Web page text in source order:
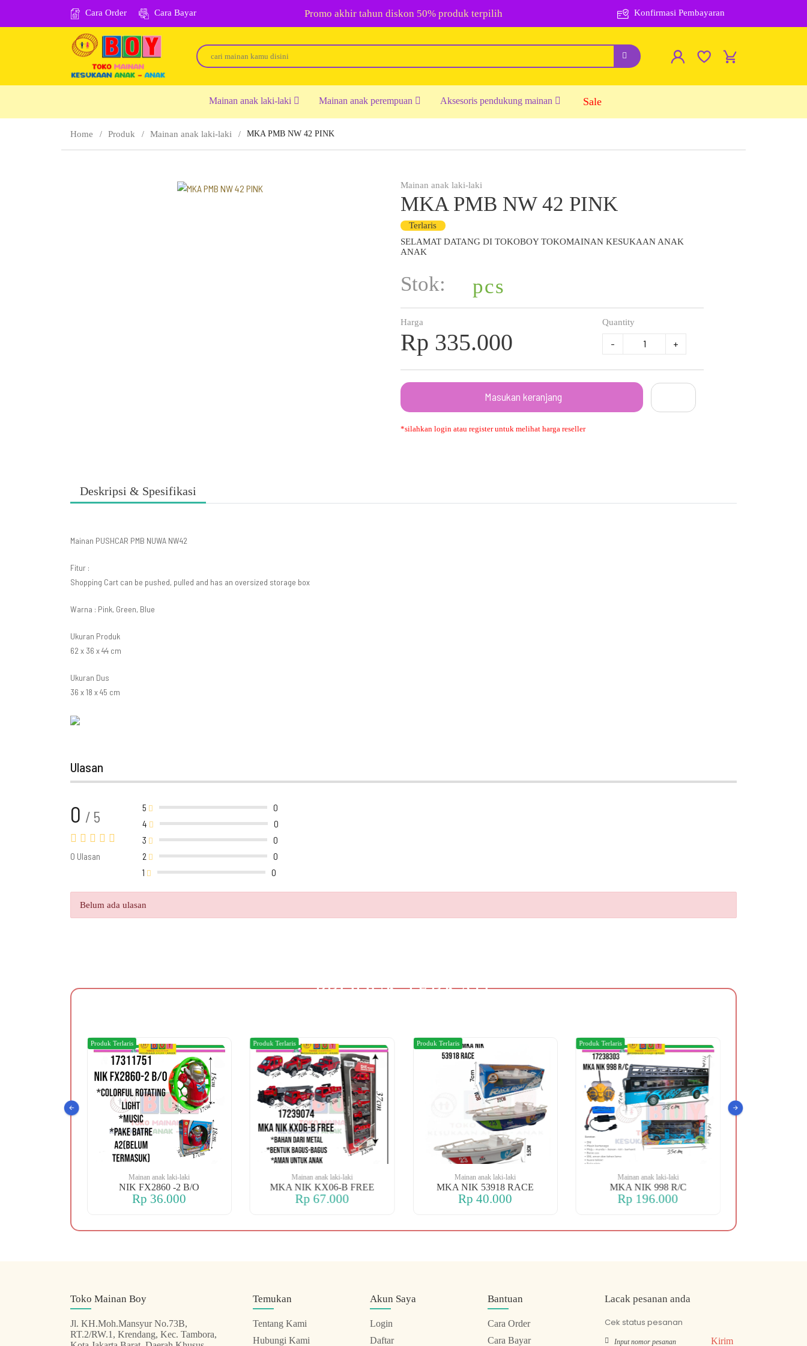
Cara Order Cara Bayar Promo akhir tahun diskon 50% produk terpilih Konfirmasi Pembayaran
Mainan anak laki-laki Mainan anak perempuan Aksesoris pendukung mainan Sale
Home Produk Mainan anak laki-laki MKA PMB NW 42 PINK
Mainan anak laki-laki
MKA PMB NW 42 PINK
Terlaris
SELAMAT DATANG DI TOKOBOY TOKOMAINAN KESUKAAN ANAK
ANAK
Stok: pcs
Harga
Rp 335.000
Quantity
- +
Masukan keranjang
*silahkan login atau register untuk melihat harga reseller
Deskripsi & Spesifikasi
Mainan PUSHCAR PMB NUWA NW42
Fitur :
Shopping Cart can be pushed, pulled and has an oversized storage box
Warna : Pink, Green, Blue
Ukuran Produk
62 x 36 x 44 cm
Ukuran Dus
36 x 18 x 45 cm
Ulasan
0 / 5
0 Ulasan
5
0
4
0
3
0
2
0
1
0
Belum ada ulasan
PRODUK TERKAIT
Mainan anak laki-laki
NIK FX2860 -2 B/O
Rp 36.000
Produk Terlaris
Mainan anak laki-laki
MKA NIK KX06-B FREE
Rp 67.000
Produk Terlaris
Mainan anak laki-laki
MKA NIK 53918 RACE
Rp 40.000
Produk Terlaris
Mainan anak laki-laki
MKA NIK 998 R/C
Rp 196.000
Produk Terlaris
Toko Mainan Boy
Jl. KH.Moh.Mansyur No.73B,
RT.2/RW.1, Krendang, Kec. Tambora,
Temukan
Tentang Kami
Hubungi Kami
Akun Saya
Login
Daftar
Bantuan
Cara Order
Cara Bayar
Lacak pesanan anda
Cek status pesanan
Kirim